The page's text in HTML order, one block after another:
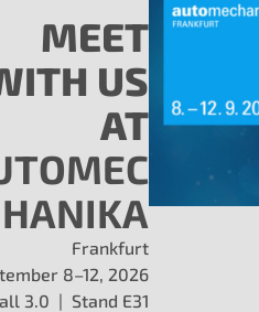
produtos para nossos clientes
térmicos
proprietários
de
MEET
US
AT
HANIKA
Frankfurt
8–12, 2026
3.0 | Stand E31